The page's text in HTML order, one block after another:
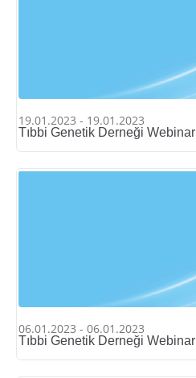
19.01.2023 - 19.01.2023
Tıbbi Genetik Derneği Webinar
06.01.2023 - 06.01.2023
Tıbbi Genetik Derneği Webinar